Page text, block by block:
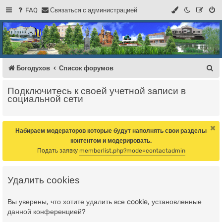
FAQ Связаться с администрацией
Регистрация
Форум Богодухова
Богодухов
Богодухов Список форумов
к
Подключитесь к своей учетной записи в
социальной сети
Набираем модераторов которые будут наполнять свои разделы
контентом и модерировать.
Подать заявку memberlist.php?mode=contactadmin
Удалить cookies
Вы уверены, что хотите удалить все cookie, установленные
данной конференцией?